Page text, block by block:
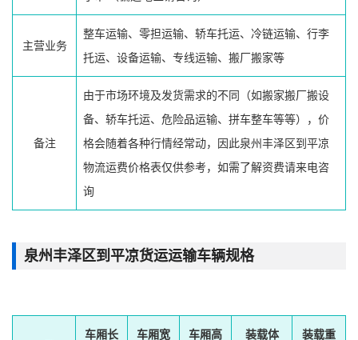
主营业务
整车运输、零担运输、轿车托运、冷链运输、行李
托运、设备运输、专线运输、搬厂搬家等
备注
由于市场环境及发货需求的不同（如搬家搬厂搬设
备、轿车托运、危险品运输、拼车整车等等），价
格会随着各种行情经常动，因此泉州丰泽区到平凉
物流运费价格表仅供参考，如需了解资费请来电咨
询
泉州丰泽区到平凉货运运输车辆规格
车厢长
车厢宽
车厢高
装载体
装载重